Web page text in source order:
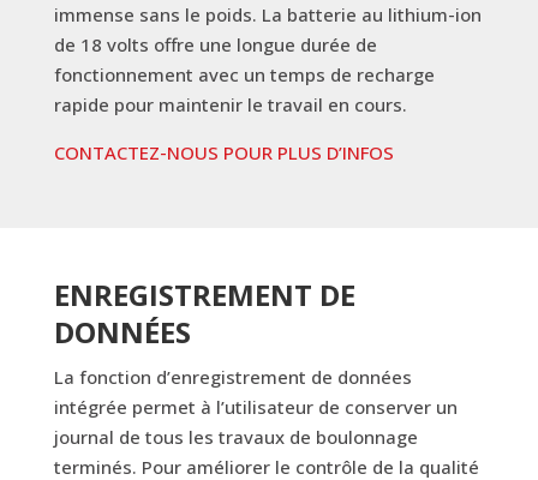
immense sans le poids. La batterie au lithium-ion
de 18 volts offre une longue durée de
fonctionnement avec un temps de recharge
rapide pour maintenir le travail en cours.
CONTACTEZ-NOUS POUR PLUS D’INFOS
ENREGISTREMENT DE
DONNÉES
La fonction d’enregistrement de données
intégrée permet à l’utilisateur de conserver un
journal de tous les travaux de boulonnage
terminés. Pour améliorer le contrôle de la qualité